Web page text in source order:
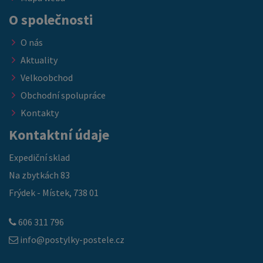
O společnosti
O nás
Aktuality
Velkoobchod
Obchodní spolupráce
Kontakty
Kontaktní údaje
Expediční sklad
Na zbytkách 83
Frýdek - Místek, 738 01
606 311 796
info@postylky-postele.cz